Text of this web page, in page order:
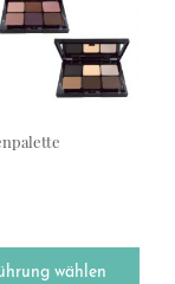
wählen